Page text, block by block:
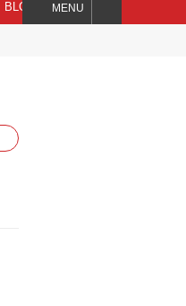
BLOG
Hľadaj
MENU